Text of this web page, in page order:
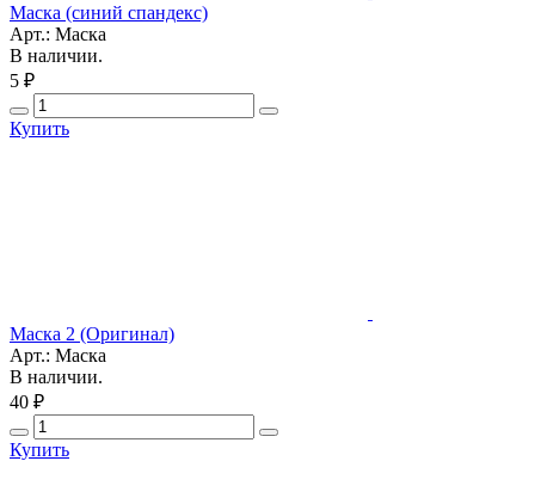
Маска (синий спандекс)
Арт.: Маска
В наличии.
5 ₽
Купить
Маска 2 (Оригинал)
Арт.: Маска
В наличии.
40 ₽
Купить